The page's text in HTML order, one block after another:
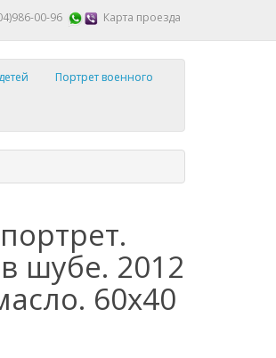
00-96 Карта проезда
Портрет военного
шубе. 2012
60х40